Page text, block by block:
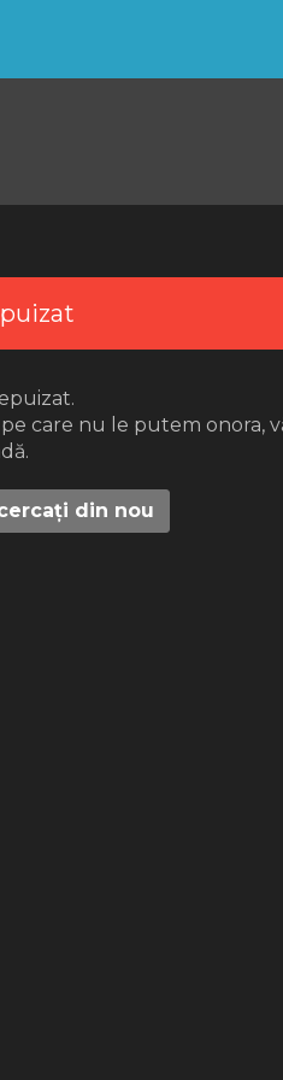
care nu le putem onora,
din nou